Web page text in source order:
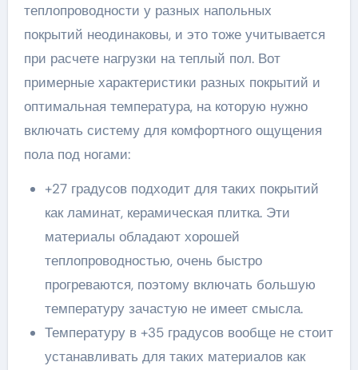
теплопроводности у разных напольных
покрытий неодинаковы, и это тоже учитывается
при расчете нагрузки на теплый пол. Вот
примерные характеристики разных покрытий и
оптимальная температура, на которую нужно
включать систему для комфортного ощущения
пола под ногами:
+27 градусов подходит для таких покрытий
как ламинат, керамическая плитка. Эти
материалы обладают хорошей
теплопроводностью, очень быстро
прогреваются, поэтому включать большую
температуру зачастую не имеет смысла.
Температуру в +35 градусов вообще не стоит
устанавливать для таких материалов как